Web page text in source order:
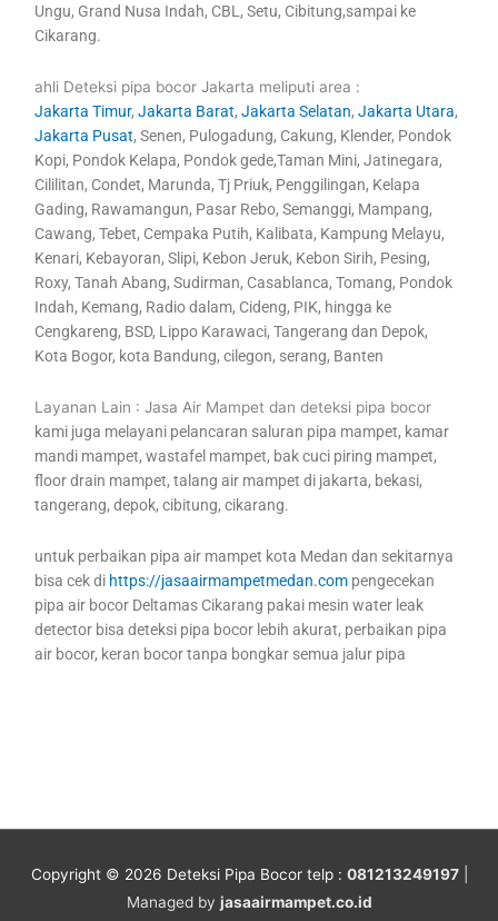
Ungu, Grand Nusa Indah, CBL, Setu, Cibitung,sampai ke
Cikarang.
ahli Deteksi pipa bocor Jakarta meliputi area :
Jakarta Timur,Jakarta Barat,Jakarta Selatan,Jakarta Utara,
Jakarta Pusat, Senen, Pulogadung, Cakung, Klender, Pondok
Kopi, Pondok Kelapa, Pondok gede,Taman Mini, Jatinegara,
Cililitan, Condet, Marunda, Tj Priuk, Penggilingan, Kelapa
Gading, Rawamangun, Pasar Rebo, Semanggi, Mampang,
Cawang, Tebet, Cempaka Putih, Kalibata, Kampung Melayu,
Kenari, Kebayoran, Slipi, Kebon Jeruk, Kebon Sirih, Pesing,
Roxy, Tanah Abang, Sudirman, Casablanca, Tomang, Pondok
Indah, Kemang, Radio dalam, Cideng, PIK, hingga ke
Cengkareng, BSD, Lippo Karawaci, Tangerang dan Depok,
Kota Bogor, kota Bandung, cilegon, serang, Banten
Layanan Lain : Jasa Air Mampet dan deteksi pipa bocor
kami juga melayani pelancaran saluran pipa mampet, kamar
mandi mampet, wastafel mampet, bak cuci piring mampet,
floor drain mampet, talang air mampet di jakarta, bekasi,
tangerang, depok, cibitung, cikarang.
untuk perbaikan pipa air mampet kota Medan dan sekitarnya
bisa cek di https://jasaairmampetmedan.com pengecekan
pipa air bocor Deltamas Cikarang pakai mesin water leak
detector bisa deteksi pipa bocor lebih akurat, perbaikan pipa
air bocor, keran bocor tanpa bongkar semua jalur pipa
Copyright © 2026 Deteksi Pipa Bocortelp : 081213249197|
Managed by jasaairmampet.co.id